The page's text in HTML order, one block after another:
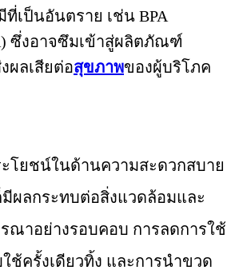
ที่เป็นอันตราย เช่น BPA
ซึ่งอาจซึมเข้าสู่ผลิตภัณฑ์
ผลเสียต่อสุขภาพของผู้บริโภค
โยชน์ในด้านความสะดวกสบาย
ผลกระทบต่อสิ่งแวดล้อมและ
ณาอย่างรอบคอบ การลดการใช้
ช้ครั้งเดียวทิ้ง และการนำขวด